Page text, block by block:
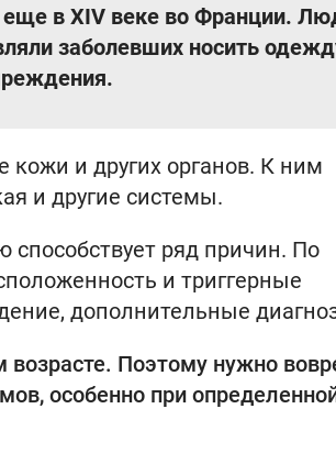
еще в XIV веке во Франции.
заболевших носить
кожи и других органов. К ним
и другие системы.
способствует ряд причин. По
и триггерные
дополнительные
Поэтому нужно
особенно при